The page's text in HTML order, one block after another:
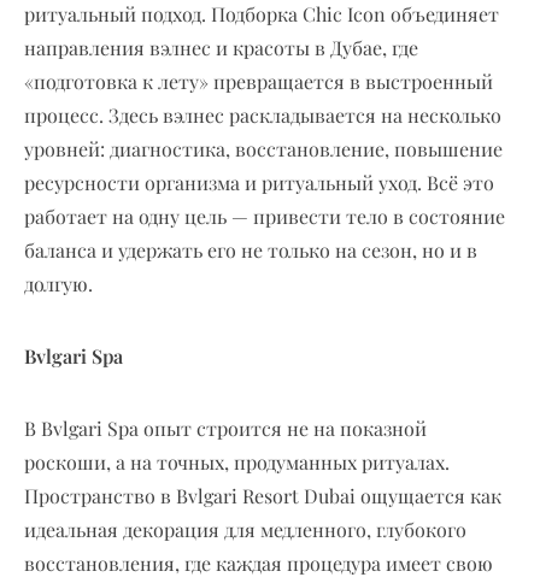
ритуальный подход. Подборка Chic Icon объединяет
направления вэлнес и красоты в Дубае, где
«подготовка к лету» превращается в выстроенный
процесс. Здесь вэлнес раскладывается на несколько
уровней: диагностика, восстановление, повышение
ресурсности организма и ритуальный уход. Всё это
работает на одну цель — привести тело в состояние
баланса и удержать его не только на сезон, но и в
долгую.
Bvlgari Spa
В Bvlgari Spa опыт строится не на показной
роскоши, а на точных, продуманных ритуалах.
Пространство в Bvlgari Resort Dubai ощущается как
идеальная декорация для медленного, глубокого
восстановления, где каждая процедура имеет свою